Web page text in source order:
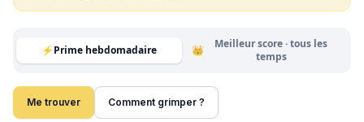
⚡Prime hebdomadaire 👑
Meilleur score · tous les
temps
Me trouver Comment grimper ?